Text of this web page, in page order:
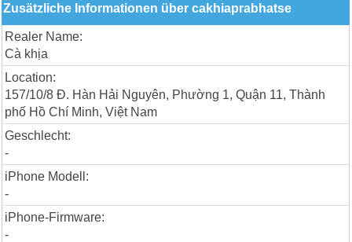
Zusätzliche Informationen über cakhiaprabhatse
Realer Name:
Cà khịa
Location:
157/10/8 Đ. Hàn Hải Nguyên, Phường 1, Quận 11, Thành
phố Hồ Chí Minh, Việt Nam
Geschlecht:
-
iPhone Modell:
-
iPhone-Firmware:
-